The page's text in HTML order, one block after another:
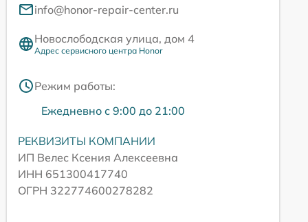
info@honor-repair-center.ru
Новослободская улица, дом 4
Адрес сервисного центра Honor
Режим работы:
Ежедневно с 9:00 до 21:00
РЕКВИЗИТЫ КОМПАНИИ
ИП Велес Ксения Алексеевна
ИНН 651300417740
ОГРН 322774600278282